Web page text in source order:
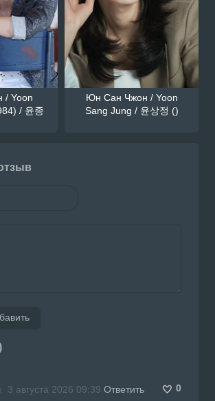
/ Yoon
/ 윤종
Юн Сан Чжон / Yoon
Sang Jung / 윤상정 ()
3 августа 2026 09:39 Ответить
0